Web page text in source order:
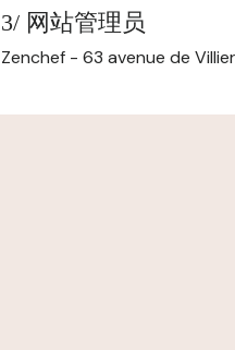
3/ 网站管理员
Zenchef - 63 avenue de